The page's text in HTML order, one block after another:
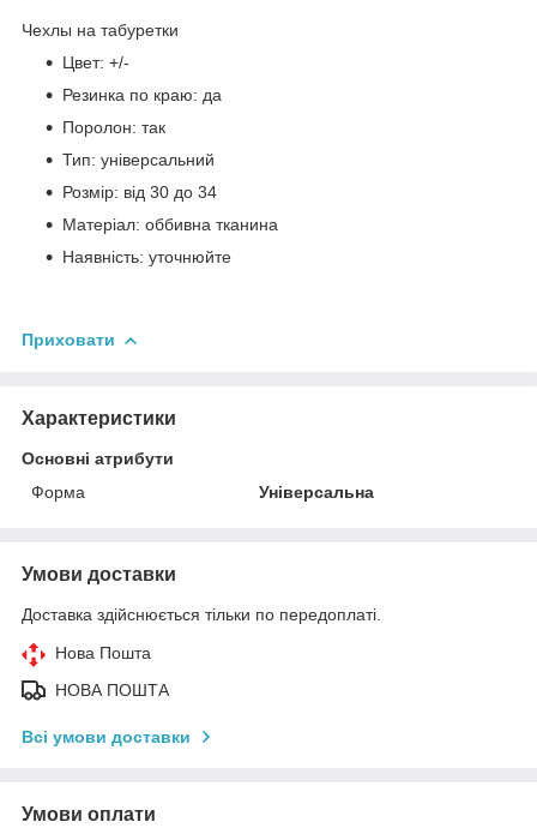
Чехлы на табуретки
Цвет: +/-
Резинка по краю: да
Поролон: так
Тип: універсальний
Розмір: від 30 до 34
Матеріал: оббивна тканина
Наявність: уточнюйте
Приховати
Характеристики
Основні атрибути
Форма
Універсальна
Умови доставки
Доставка здійснюється тільки по передоплаті.
Нова Пошта
НОВА ПОШТА
Всі умови доставки
Умови оплати